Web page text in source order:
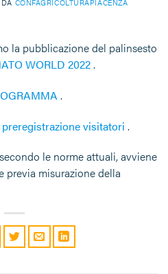
la pubblicazione del palinsesto
WORLD 2022 .
.
preregistrazione visitatori .
le norme attuali, avviene
previa misurazione della